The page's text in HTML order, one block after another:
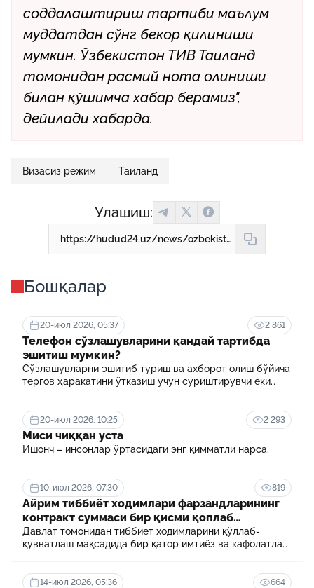
соддалаштириш тартиби маълум
муддатдан сўнг бекор қилиниши
мумкин. Ўзбекистон ТИВ Таиланд
томонидан расмий нота олиниши
билан қўшимча хабар берамиз",
дейилади хабарда.
Визасиз режим Таиланд
Улашиш:
https://hudud24.uz/news/ozbekistonliklar-uchun-tailandga-vizasiz-rejim-joriy-qilingani-rostmi-tiv-matbuot-kotibi-tushuntirish-berdi
Бошқалар
20-июл 2026, 05:37 2 861
Телефон сўзлашувларини қандай тартибда
эшитиш мумкин?
Сўзлашувларни эшитиб туриш ва ахборот олиш бўйича
тергов ҳаракатини ўтказиш учун суриштирувчи ёки
20-июл 2026, 10:25 2 293
Миси чиққан уста
Ишонч – инсонлар ўртасидаги энг қимматли нарса.
10-июл 2026, 07:30 819
Айрим тиббиёт ходимлари фарзандларининг
контракт суммаси бир қисми қоплаб
берилади
Давлат томонидан тиббиёт ходимларини қўллаб-
қувватлаш мақсадида бир қатор имтиёз ва кафолатлар
муассасасида ўқиш учун тўланадиган контракт
14-июл 2026, 05:36 664